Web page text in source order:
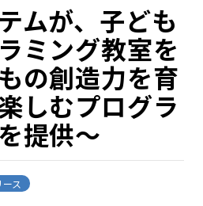
ムが、子ども
ミング教室を
の創造力を育
しむプログラ
提供～
ス